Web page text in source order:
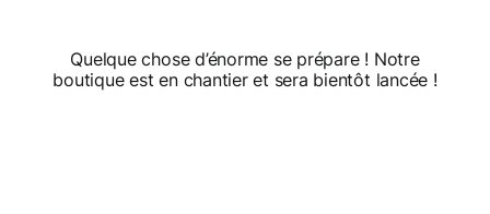
Quelque chose d’énorme se prépare ! Notre
boutique est en chantier et sera bientôt lancée !